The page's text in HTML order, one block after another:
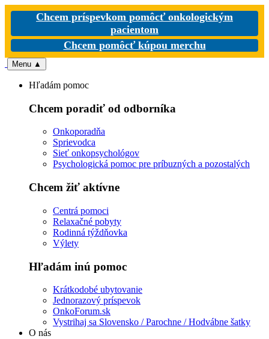
Chcem príspevkom pomôcť onkologickým
pacientom
Chcem pomôcť kúpou merchu
Menu ▲
Hľadám pomoc
Chcem poradiť od odborníka
Onkoporadňa
Sprievodca
Sieť onkopsychológov
Psychologická pomoc pre príbuzných a pozostalých
Chcem žiť aktívne
Centrá pomoci
Relaxačné pobyty
Rodinná týždňovka
Výlety
Hľadám inú pomoc
Krátkodobé ubytovanie
Jednorazový príspevok
OnkoForum.sk
Vystrihaj sa Slovensko / Parochne / Hodvábne šatky
O nás